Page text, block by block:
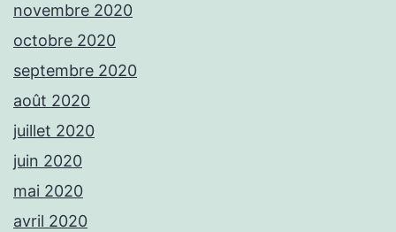
novembre 2020
octobre 2020
septembre 2020
août 2020
juillet 2020
juin 2020
mai 2020
avril 2020